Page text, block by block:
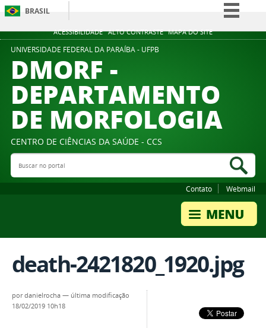
ACESSIBILIDADE ALTO CONTRASTE MAPA DO SITE
BRASIL
Simplifique!
Acesso à informação
Legislação
Canais
UNIVERSIDADE FEDERAL DA PARAÍBA - UFPB
DMORF -
DEPARTAMENTO
DE MORFOLOGIA
CENTRO DE CIÊNCIAS DA SAÚDE - CCS
Buscar no portal
Contato Webmail
death-2421820_1920.jpg
pordanielrocha — última modificação
18/02/2019 10h18